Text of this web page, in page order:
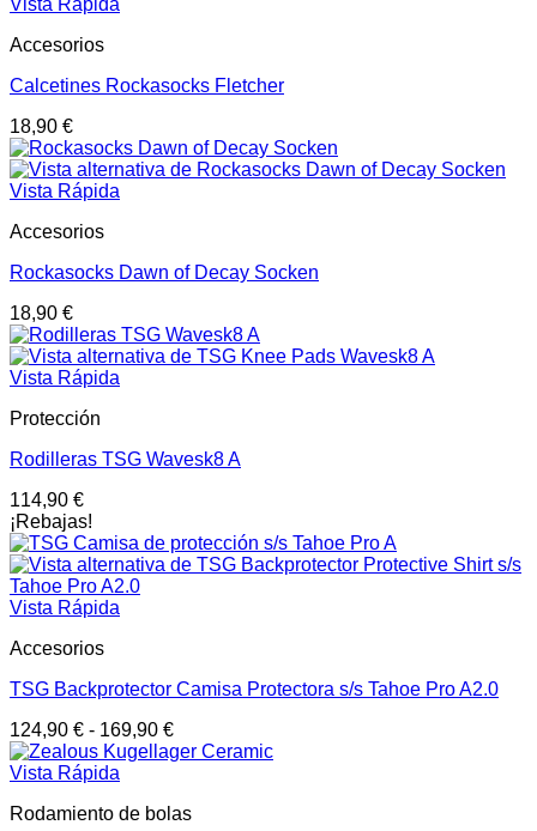
Vista Rápida
Accesorios
Calcetines Rockasocks Fletcher
18,90 €
Vista Rápida
Accesorios
Rockasocks Dawn of Decay Socken
18,90 €
Vista Rápida
Protección
Rodilleras TSG Wavesk8 A
114,90 €
¡Rebajas!
Vista Rápida
Accesorios
TSG Backprotector Camisa Protectora s/s Tahoe Pro A2.0
124,90 € - 169,90 €
Vista Rápida
Rodamiento de bolas